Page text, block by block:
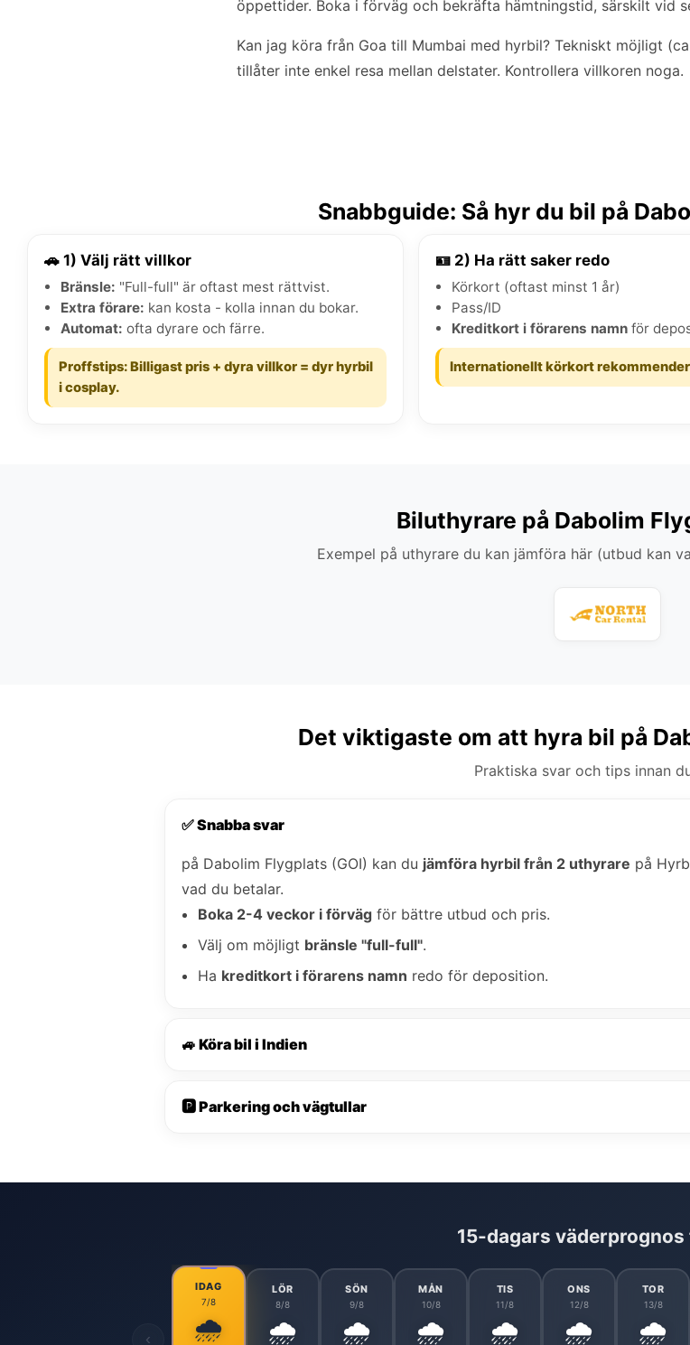
öppettider. Boka i förväg och bekräfta hämtningstid, särskilt vid
Kan jag köra från Goa till Mumbai med hyrbil? Tekniskt möjligt
tillåter inte enkel resa mellan delstater. Kontrollera villkoren noga.
Snabbguide: Så hyr du bil på
🚗 1) Välj rätt villkor
Bränsle: "Full-full" är oftast mest rättvist.
Extra förare: kan kosta - kolla innan du bokar.
Automat: ofta dyrare och färre.
Proffstips: Billigast pris + dyra villkor = dyr hyrbil
i cosplay.
🪪 2) Ha rätt saker redo
Körkort (oftast minst 1 år)
Pass/ID
Kreditkort i förarens namn för
Internationellt körkort
Biluthyrare på Dabolim
Exempel på uthyrare du kan jämföra här (utbud kan
Det viktigaste om att hyra bil på
Praktiska svar och tips innan
✅ Snabba svar
på Dabolim Flygplats (GOI) kan du jämföra hyrbil från 2 uthyrare på
vad du betalar.
Boka 2-4 veckor i förväg för bättre utbud och pris.
Välj om möjligt bränsle "full-full".
Ha kreditkort i förarens namn redo för deposition.
🚙 Köra bil i Indien
🅿️ Parkering och vägtullar
15-dagars väderprognos
‹
IDAG
7/8
🌧️
LÖR
8/8
🌧️
SÖN
9/8
🌧️
MÅN
10/8
🌧️
TIS
11/8
🌧️
ONS
12/8
🌧️
TOR
13/8
🌧️